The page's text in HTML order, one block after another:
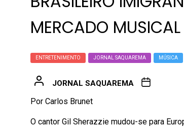
MERCADO MUSICAL
ENTRETENIMENTO JORNAL SAQUAREMA MÚSICA
JORNAL SAQUAREMA
Por Carlos Brunet
O cantor Gil Sherazzie mudou-se para